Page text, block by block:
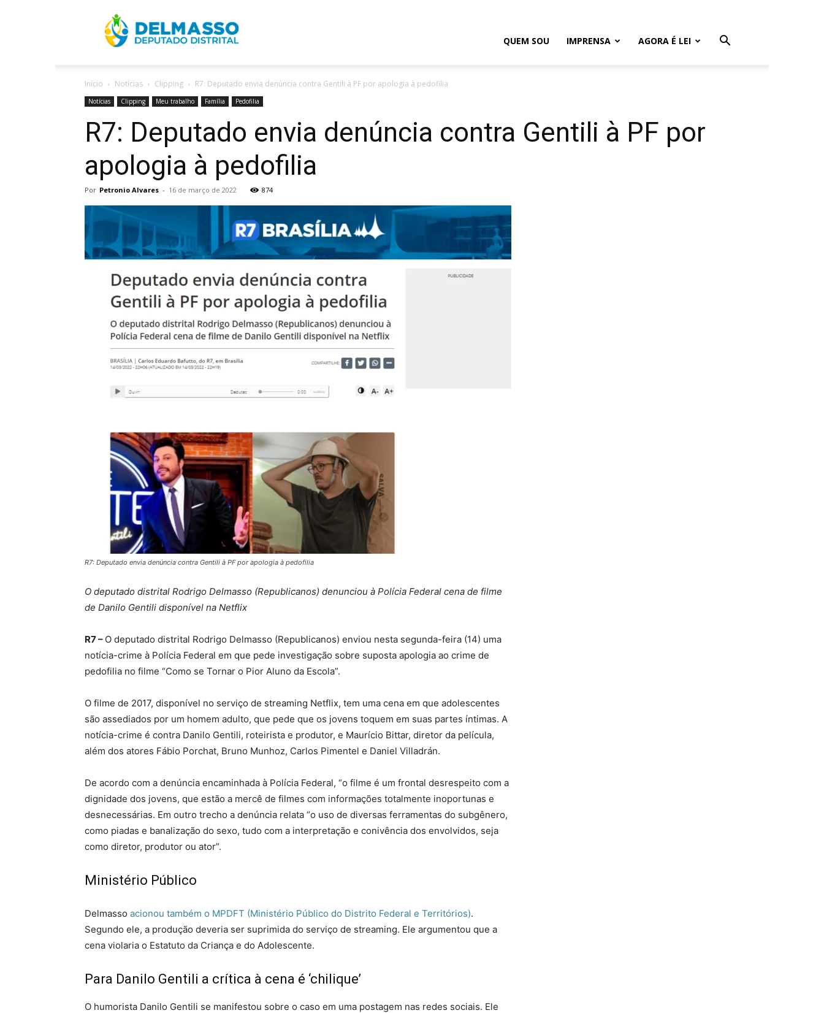
QUEM SOU IMPRENSA AGORA É LEI
Início Notícias Clipping R7: Deputado envia denúncia contra Gentili à PF por apologia à pedofilia
Notícias Clipping Meu trabalho Família Pedofilia
R7: Deputado envia denúncia contra Gentili à PF por
apologia à pedofilia
Por Petronio Alvares - 16 de março de 2022 874
R7: Deputado envia denúncia contra Gentili à PF por apologia à pedofilia
O deputado distrital Rodrigo Delmasso (Republicanos) denunciou à Polícia Federal cena de filme
de Danilo Gentili disponível na Netflix
R7 – O deputado distrital Rodrigo Delmasso (Republicanos) enviou nesta segunda-feira (14) uma
notícia-crime à Polícia Federal em que pede investigação sobre suposta apologia ao crime de
pedofilia no filme “Como se Tornar o Pior Aluno da Escola”.
O filme de 2017, disponível no serviço de streaming Netflix, tem uma cena em que adolescentes
são assediados por um homem adulto, que pede que os jovens toquem em suas partes íntimas. A
notícia-crime é contra Danilo Gentili, roteirista e produtor, e Maurício Bittar, diretor da película,
além dos atores Fábio Porchat, Bruno Munhoz, Carlos Pimentel e Daniel Villadrán.
De acordo com a denúncia encaminhada à Polícia Federal, “o filme é um frontal desrespeito com a
dignidade dos jovens, que estão a mercê de filmes com informações totalmente inoportunas e
desnecessárias. Em outro trecho a denúncia relata “o uso de diversas ferramentas do subgênero,
como piadas e banalização do sexo, tudo com a interpretação e conivência dos envolvidos, seja
como diretor, produtor ou ator”.
Ministério Público
Delmasso acionou também o MPDFT (Ministério Público do Distrito Federal e Territórios).
Segundo ele, a produção deveria ser suprimida do serviço de streaming. Ele argumentou que a
cena violaria o Estatuto da Criança e do Adolescente.
Para Danilo Gentili a crítica à cena é ‘chilique’
O humorista Danilo Gentili se manifestou sobre o caso em uma postagem nas redes sociais. Ele